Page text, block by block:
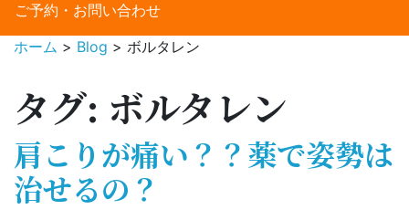
ご予約・お問い合わせ
ホーム > Blog > ボルタレン
タグ: ボルタレン
肩こりが痛い？？薬で姿勢は
治せるの？